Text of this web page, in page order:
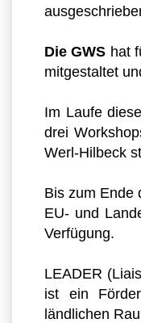
Die GWS hat
mitgestaltet
Im Laufe
drei
Werl-Hilbeck
Bis zum Ende
EU- und
Verfügung.
LEADER
ist ein
ländlichen